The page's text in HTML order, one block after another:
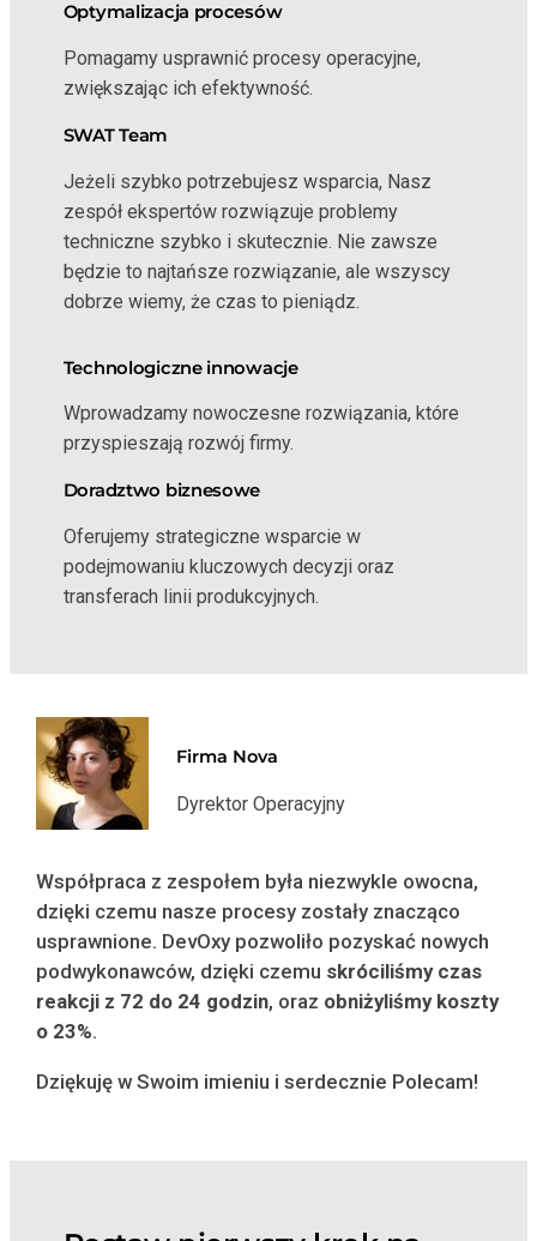
Optymalizacja procesów
Pomagamy usprawnić procesy operacyjne,
zwiększając ich efektywność.
SWAT Team
Jeżeli szybko potrzebujesz wsparcia, Nasz
zespół ekspertów rozwiązuje problemy
techniczne szybko i skutecznie. Nie zawsze
będzie to najtańsze rozwiązanie, ale wszyscy
dobrze wiemy, że czas to pieniądz.
Technologiczne innowacje
Wprowadzamy nowoczesne rozwiązania, które
przyspieszają rozwój firmy.
Doradztwo biznesowe
Oferujemy strategiczne wsparcie w
podejmowaniu kluczowych decyzji oraz
transferach linii produkcyjnych.
Firma Nova
Dyrektor Operacyjny
Współpraca z zespołem była niezwykle owocna,
dzięki czemu nasze procesy zostały znacząco
usprawnione. DevOxy pozwoliło pozyskać nowych
podwykonawców, dzięki czemu skróciliśmy czas
reakcji z 72 do 24 godzin, oraz obniżyliśmy koszty
o 23%.
Dziękuję w Swoim imieniu i serdecznie Polecam!